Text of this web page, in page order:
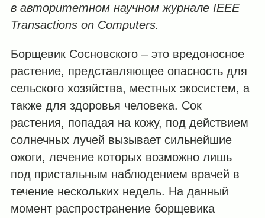
в авторитетном научном журнале IEEE
Transactions on Computers.
Борщевик Сосновского – это вредоносное
растение, представляющее опасность для
сельского хозяйства, местных экосистем, а
также для здоровья человека. Сок
растения, попадая на кожу, под действием
солнечных лучей вызывает сильнейшие
ожоги, лечение которых возможно лишь
под пристальным наблюдением врачей в
течение нескольких недель. На данный
момент распространение борщевика